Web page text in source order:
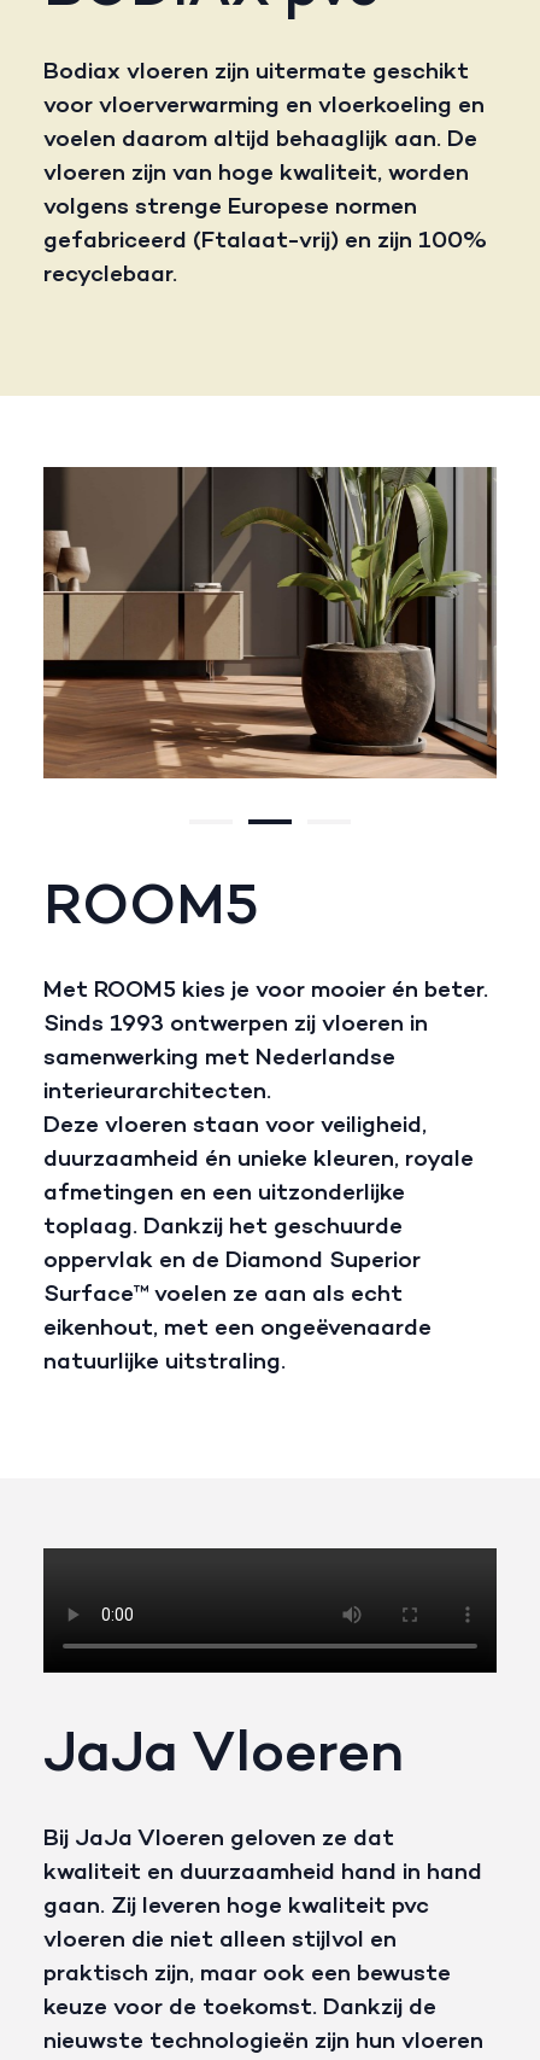
Bodiax vloeren zijn uitermate geschikt
voor vloerverwarming en vloerkoeling en
voelen daarom altijd behaaglijk aan. De
vloeren zijn van hoge kwaliteit, worden
volgens strenge Europese normen
gefabriceerd (Ftalaat-vrij) en zijn 100%
recyclebaar.
ROOM5
Met ROOM5 kies je voor mooier én beter.
Sinds 1993 ontwerpen zij vloeren in
samenwerking met Nederlandse
interieurarchitecten.
Deze vloeren staan voor veiligheid,
duurzaamheid én unieke kleuren, royale
afmetingen en een uitzonderlijke
toplaag. Dankzij het geschuurde
oppervlak en de Diamond Superior
Surface™ voelen ze aan als echt
eikenhout, met een ongeëvenaarde
natuurlijke uitstraling.
JaJa Vloeren
Bij JaJa Vloeren geloven ze dat
kwaliteit en duurzaamheid hand in hand
gaan. Zij leveren hoge kwaliteit pvc
vloeren die niet alleen stijlvol en
praktisch zijn, maar ook een bewuste
keuze voor de toekomst. Dankzij de
nieuwste technologieën zijn hun vloeren